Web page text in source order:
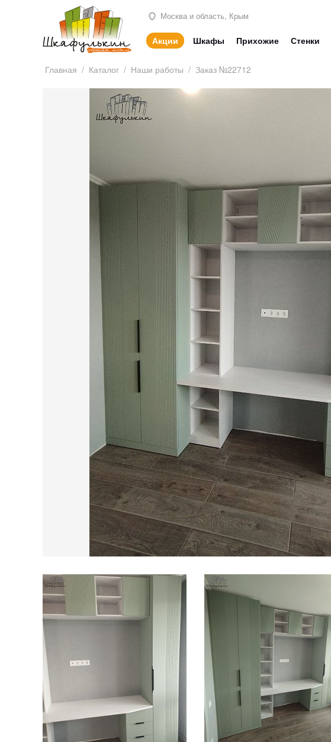
Москва и область, Крым
Акции Шкафы Прихожие Стенки
Главная / Каталог / Наши работы / Заказ №22712